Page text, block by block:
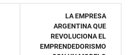
LA EMPRESA
ARGENTINA QUE
REVOLUCIONA EL
EMPRENDEDORISMO